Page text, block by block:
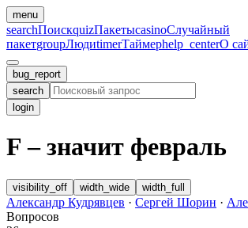
menu
searchПоискquizПакетыcasinoСлучайный
пакетgroupЛюдиtimerТаймерhelp_centerО
bug_report
search
login
F – значит февраль
visibility_off width_wide width_full
Александр Кудрявцев · Сергей Шорин ·
Вопросов